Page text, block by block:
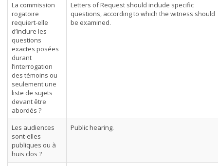
La commission
rogatoire
requiert-elle
d’inclure les
questions
exactes posées
durant
l’interrogation
des témoins ou
seulement une
liste de sujets
devant être
abordés ?
Letters of Request should include specific
questions, according to which the witness should
be examined.
Les audiences
sont-elles
publiques ou à
huis clos ?
Public hearing.